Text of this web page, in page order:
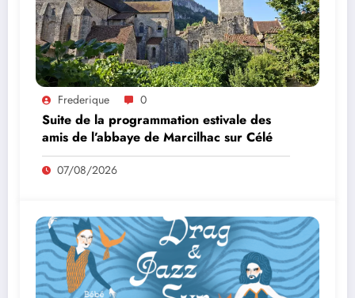
Frederique 0
Suite de la programmation estivale des
amis de l’abbaye de Marcilhac sur Célé
07/08/2026